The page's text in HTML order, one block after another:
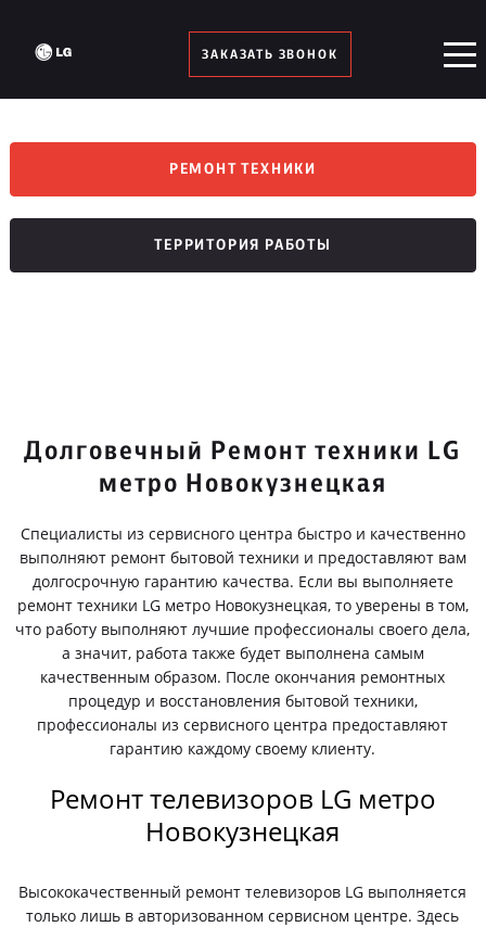
ЗАКАЗАТЬ ЗВОНОК
РЕМОНТ ТЕХНИКИ
ТЕРРИТОРИЯ РАБОТЫ
Долговечный Ремонт техники LG
метро Новокузнецкая
Специалисты из сервисного центра быстро и качественно
выполняют ремонт бытовой техники и предоставляют вам
долгосрочную гарантию качества. Если вы выполняете
ремонт техники LG метро Новокузнецкая, то уверены в том,
что работу выполняют лучшие профессионалы своего дела,
а значит, работа также будет выполнена самым
качественным образом. После окончания ремонтных
процедур и восстановления бытовой техники,
профессионалы из сервисного центра предоставляют
гарантию каждому своему клиенту.
Ремонт телевизоров LG метро
Новокузнецкая
Высококачественный ремонт телевизоров LG выполняется
только лишь в авторизованном сервисном центре. Здесь